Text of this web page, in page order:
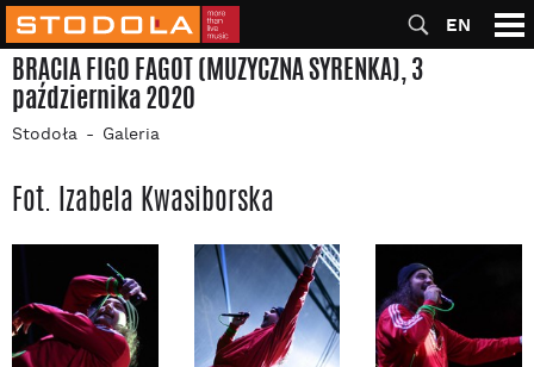
EN
BRACIA FIGO FAGOT (MUZYCZNA SYRENKA), 3
października 2020
Stodoła Galeria
Fot. Izabela Kwasiborska